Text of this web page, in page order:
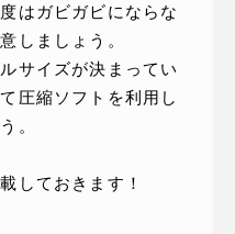
はガビガビにならな
しましょう。
サイズが決まってい
圧縮ソフトを利用し
。
しておきます！